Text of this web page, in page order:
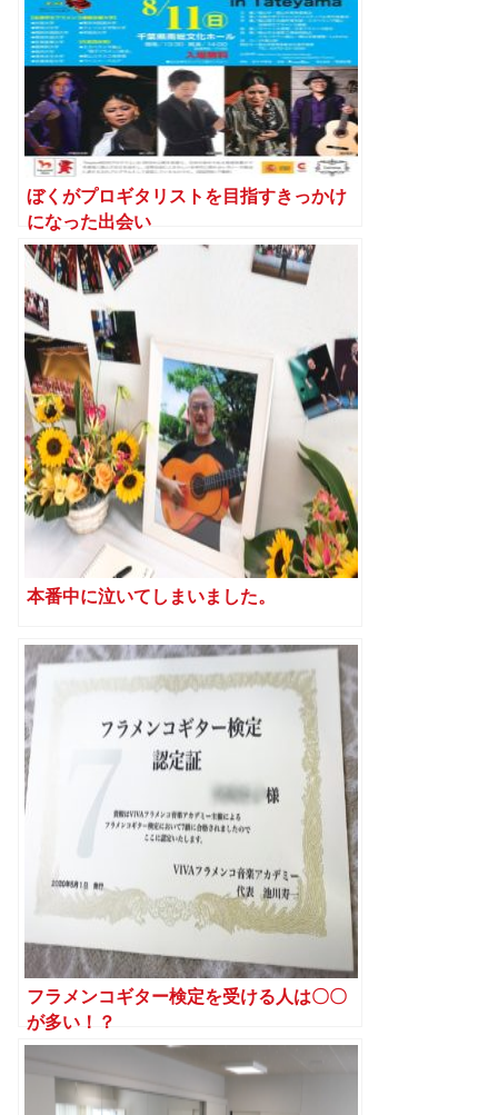
ぼくがプロギタリストを目指すきっかけ
になった出会い
本番中に泣いてしまいました。
フラメンコギター検定を受ける人は〇〇
が多い！？